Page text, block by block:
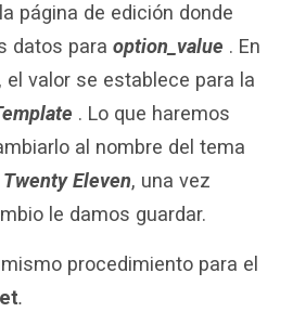
página de edición donde
datos para option_value . En
el valor se establece para la
. Lo que haremos
al nombre del tema
Twenty Eleven, una vez
le damos guardar.
procedimiento para el
.